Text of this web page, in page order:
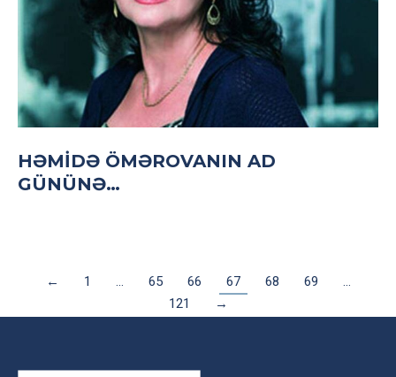
HƏMIDƏ ÖMƏROVANIN AD
GÜNÜNƏ…
← 1 … 65 66 67 68 69
…
121
→